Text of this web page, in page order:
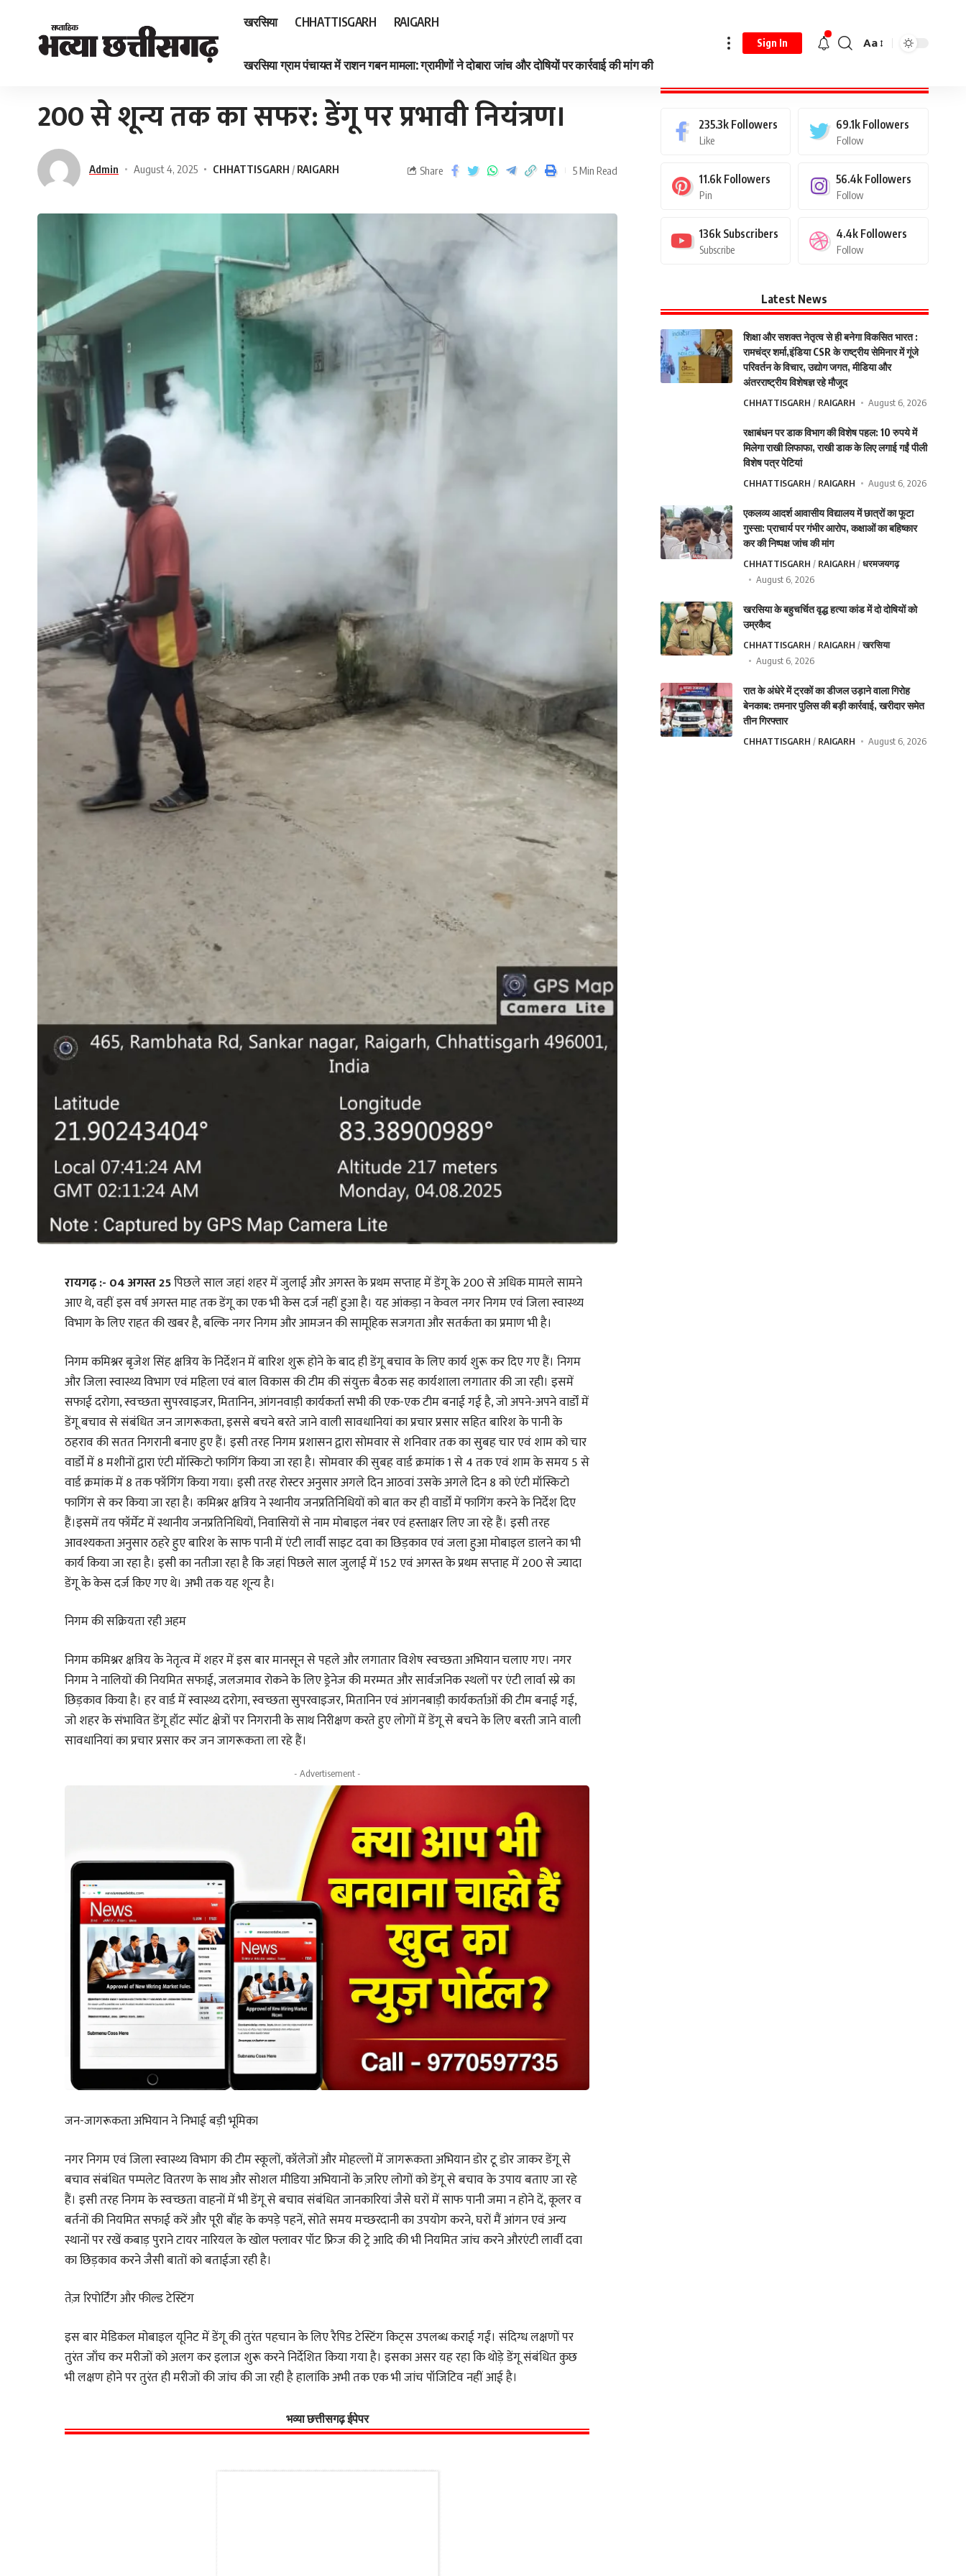
खरसिया CHHATTISGARH RAIGARH
खरसिया ग्राम पंचायत में राशन गबन मामला: ग्रामीणों ने दोबारा जांच और दोषियों पर कार्रवाई की मांग की
Sign In Aa
200 से शून्य तक का सफर: डेंगू पर प्रभावी नियंत्रण।
Admin August 4, 2025 CHHATTISGARH RAIGARH Share 5 Min Read
रायगढ़ :- 04 अगस्त 25पिछले साल जहां शहर में जुलाई और अगस्त के प्रथम सप्ताह में डेंगू के 200 से अधिक मामले सामने
आए थे, वहीं इस वर्ष अगस्त माह तक डेंगू का एक भी केस दर्ज नहीं हुआ है। यह आंकड़ा न केवल नगर निगम एवं जिला स्वास्थ्य
विभाग के लिए राहत की खबर है, बल्कि नगर निगम और आमजन की सामूहिक सजगता और सतर्कता का प्रमाण भी है।
निगम कमिश्नर बृजेश सिंह क्षत्रिय के निर्देशन में बारिश शुरू होने के बाद ही डेंगू बचाव के लिए कार्य शुरू कर दिए गए हैं। निगम
और जिला स्वास्थ्य विभाग एवं महिला एवं बाल विकास की टीम की संयुक्त बैठक सह कार्यशाला लगातार की जा रही। इसमें
सफाई दरोगा, स्वच्छता सुपरवाइजर, मितानिन, आंगनवाड़ी कार्यकर्ता सभी की एक-एक टीम बनाई गई है, जो अपने-अपने वार्डों में
डेंगू बचाव से संबंधित जन जागरूकता, इससे बचने बरते जाने वाली सावधानियां का प्रचार प्रसार सहित बारिश के पानी के
ठहराव की सतत निगरानी बनाए हुए हैं। इसी तरह निगम प्रशासन द्वारा सोमवार से शनिवार तक का सुबह चार एवं शाम को चार
वार्डों में 8 मशीनों द्वारा एंटी मॉस्किटो फागिंग किया जा रहा है। सोमवार की सुबह वार्ड क्रमांक 1 से 4 तक एवं शाम के समय 5 से
वार्ड क्रमांक में 8 तक फॉगिंग किया गया। इसी तरह रोस्टर अनुसार अगले दिन आठवां उसके अगले दिन 8 को एंटी मॉस्किटो
फागिंग से कर किया जा रहा है। कमिश्नर क्षत्रिय ने स्थानीय जनप्रतिनिधियों को बात कर ही वार्डों में फागिंग करने के निर्देश दिए
हैं।इसमें तय फॉर्मेट में स्थानीय जनप्रतिनिधियों, निवासियों से नाम मोबाइल नंबर एवं हस्ताक्षर लिए जा रहे हैं। इसी तरह
आवश्यकता अनुसार ठहरे हुए बारिश के साफ पानी में एंटी लार्वी साइट दवा का छिड़काव एवं जला हुआ मोबाइल डालने का भी
कार्य किया जा रहा है। इसी का नतीजा रहा है कि जहां पिछले साल जुलाई में 152 एवं अगस्त के प्रथम सप्ताह में 200 से ज्यादा
डेंगू के केस दर्ज किए गए थे। अभी तक यह शून्य है।
निगम की सक्रियता रही अहम
निगम कमिश्नर क्षत्रिय के नेतृत्व में शहर में इस बार मानसून से पहले और लगातार विशेष स्वच्छता अभियान चलाए गए। नगर
निगम ने नालियों की नियमित सफाई, जलजमाव रोकने के लिए ड्रेनेज की मरम्मत और सार्वजनिक स्थलों पर एंटी लार्वा स्प्रे का
छिड़काव किया है। हर वार्ड में स्वास्थ्य दरोगा, स्वच्छता सुपरवाइजर, मितानिन एवं आंगनबाड़ी कार्यकर्ताओं की टीम बनाई गई,
जो शहर के संभावित डेंगू हॉट स्पॉट क्षेत्रों पर निगरानी के साथ निरीक्षण करते हुए लोगों में डेंगू से बचने के लिए बरती जाने वाली
सावधानियां का प्रचार प्रसार कर जन जागरूकता ला रहे हैं।
- Advertisement -
जन-जागरूकता अभियान ने निभाई बड़ी भूमिका
नगर निगम एवं जिला स्वास्थ्य विभाग की टीम स्कूलों, कॉलेजों और मोहल्लों में जागरूकता अभियान डोर टू डोर जाकर डेंगू से
बचाव संबंधित पम्पलेट वितरण के साथ और सोशल मीडिया अभियानों के ज़रिए लोगों को डेंगू से बचाव के उपाय बताए जा रहे
हैं। इसी तरह निगम के स्वच्छता वाहनों में भी डेंगू से बचाव संबंधित जानकारियां जैसे घरों में साफ पानी जमा न होने दें, कूलर व
बर्तनों की नियमित सफाई करें और पूरी बाँह के कपड़े पहनें, सोते समय मच्छरदानी का उपयोग करने, घरों मैं आंगन एवं अन्य
स्थानों पर रखें कबाड़ पुराने टायर नारियल के खोल फ्लावर पॉट फ्रिज की ट्रे आदि की भी नियमित जांच करने औरएंटी लार्वी दवा
का छिड़काव करने जैसी बातों को बताईजा रही है।
तेज़ रिपोर्टिंग और फील्ड टेस्टिंग
इस बार मेडिकल मोबाइल यूनिट में डेंगू की तुरंत पहचान के लिए रैपिड टेस्टिंग किट्स उपलब्ध कराई गईं। संदिग्ध लक्षणों पर
तुरंत जाँच कर मरीजों को अलग कर इलाज शुरू करने निर्देशित किया गया है। इसका असर यह रहा कि थोड़े डेंगू संबंधित कुछ
भी लक्षण होने पर तुरंत ही मरीजों की जांच की जा रही है हालांकि अभी तक एक भी जांच पॉजिटिव नहीं आई है।
भव्या छत्तीसगढ़ ईपेपर
235.3k Followers
Like
69.1k Followers
Follow
11.6k Followers
Pin
56.4k Followers
Follow
136k Subscribers
Subscribe
4.4k Followers
Follow
Latest News
शिक्षा और सशक्त नेतृत्व से ही बनेगा विकसित भारत :
रामचंद्र शर्मा,इंडिया CSR के राष्ट्रीय सेमिनार में गूंजे
परिवर्तन के विचार, उद्योग जगत, मीडिया और
अंतरराष्ट्रीय विशेषज्ञ रहे मौजूद
CHHATTISGARH RAIGARH August 6, 2026
रक्षाबंधन पर डाक विभाग की विशेष पहल: 10 रुपये में
मिलेगा राखी लिफाफा, राखी डाक के लिए लगाई गईं पीली
विशेष पत्र पेटियां
CHHATTISGARH RAIGARH August 6, 2026
एकलव्य आदर्श आवासीय विद्यालय में छात्रों का फूटा
गुस्सा: प्राचार्य पर गंभीर आरोप, कक्षाओं का बहिष्कार
कर की निष्पक्ष जांच की मांग
CHHATTISGARH RAIGARH
धरमजयगढ़
August 6, 2026
खरसिया के बहुचर्चित वृद्ध हत्या कांड में दो दोषियों को
उम्रकैद
CHHATTISGARH RAIGARH
खरसिया
August 6, 2026
रात के अंधेरे में ट्रकों का डीजल उड़ाने वाला गिरोह
बेनकाब: तमनार पुलिस की बड़ी कार्रवाई, खरीदार समेत
तीन गिरफ्तार
CHHATTISGARH RAIGARH August 6, 2026